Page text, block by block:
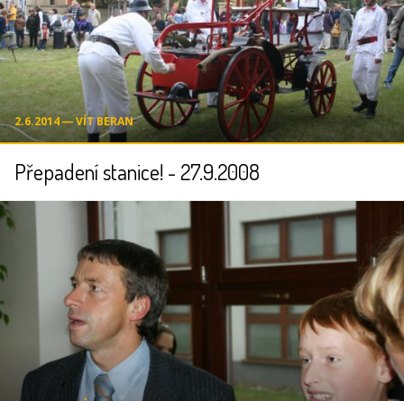
2.6.2014 ― VÍT BERAN
Přepadení stanice! - 27.9.2008